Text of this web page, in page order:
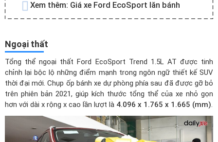
Xem thêm: Giá xe Ford EcoSport lăn bánh
Ngoại thất
Tổng thể ngoại thất Ford EcoSport Trend 1.5L AT được tinh
chỉnh lại bộc lộ những điểm mạnh trong ngôn ngữ thiết kế SUV
thời đại mới. Chụp ốp bánh xe dự phòng phía sau đã được gỡ bỏ
trên phiên bản 2021, giúp kích thước tổng thể của xe nhỏ gọn
hơn với dài x rộng x cao lần lượt là 4.096 x 1.765 x 1.665 (mm).